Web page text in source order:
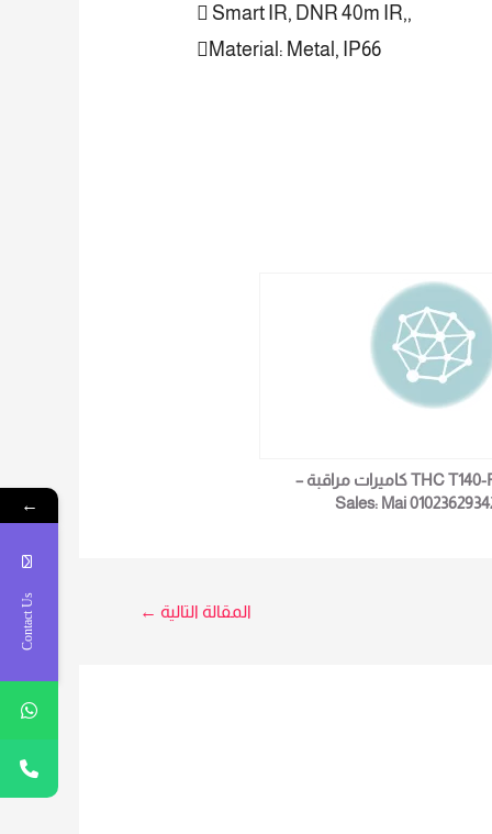
 Smart IR, DNR 40m IR,,
Material: Metal, IP66
THC T140-P كاميرات مراقبة –
Sales: Mai
المقالة التالية ←
←
Contact Us